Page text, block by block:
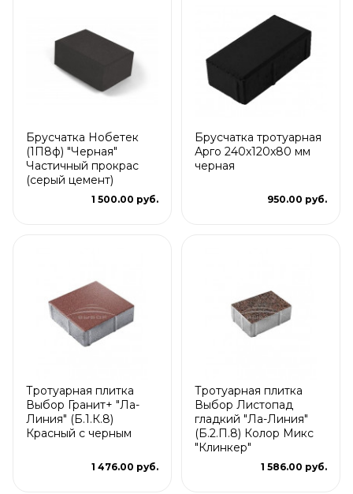
Брусчатка Нобетек
(1П8ф) "Черная"
Частичный прокрас
(серый цемент)
1 500.00 руб.
Брусчатка тротуарная
Арго 240x120x80 мм
черная
950.00 руб.
Тротуарная плитка
Выбор Гранит+ "Ла-
Линия" (Б.1.К.8)
Красный с черным
1 476.00 руб.
Тротуарная плитка
Выбор Листопад
гладкий "Ла-Линия"
(Б.2.П.8) Колор Микс
"Клинкер"
1 586.00 руб.